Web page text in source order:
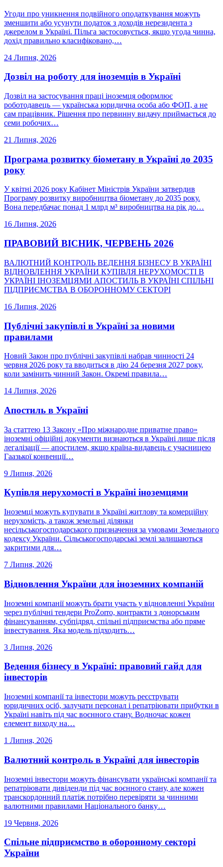
Угоди про уникнення подвійного оподаткування можуть
зменшити або усунути податок з доходів нерезидента з
джерелом в Україні. Пільга застосовується, якщо угода чинна,
дохід правильно класифіковано,…
24 Липня, 2026
Дозвіл на роботу для іноземців в Україні
Дозвіл на застосування праці іноземця оформлює
роботодавець — українська юридична особа або ФОП, а не
сам працівник. Рішення про первинну видачу приймається до
семи робочих…
21 Липня, 2026
Програма розвитку біометану в Україні до 2035
року
У квітні 2026 року Кабінет Міністрів України затвердив
Програму розвитку виробництва біометану до 2035 року.
Вона передбачає понад 1 млрд м³ виробництва на рік до…
16 Липня, 2026
ПРАВОВИЙ ВІСНИК, ЧЕРВЕНЬ 2026
ВАЛЮТНИЙ КОНТРОЛЬ ВЕДЕННЯ БІЗНЕСУ В УКРАЇНІ
ВІДНОВЛЕННЯ УКРАЇНИ КУПІВЛЯ НЕРУХОМОСТІ В
УКРАЇНІ ІНОЗЕМЦЯМИ АПОСТИЛЬ В УКРАЇНІ СПІЛЬНІ
ПІДПРИЄМСТВА В ОБОРОННОМУ СЕКТОРІ
16 Липня, 2026
Публічні закупівлі в Україні за новими
правилами
Новий Закон про публічні закупівлі набрав чинності 24
червня 2026 року та вводиться в дію 24 березня 2027 року,
коли замінить чинний Закон. Окремі правила…
14 Липня, 2026
Апостиль в Україні
За статтею 13 Закону «Про міжнародне приватне право»
іноземні офіційні документи визнаються в Україні лише після
легалізації — апостилем, якщо країна-видавець є учасницею
Гаазької конвенції…
9 Липня, 2026
Купівля нерухомості в Україні іноземцями
Іноземці можуть купувати в Україні житлову та комерційну
нерухомість, а також земельні ділянки
несільськогосподарського призначення за умовами Земельного
кодексу України. Сільськогосподарські землі залишаються
закритими для…
7 Липня, 2026
Відновлення України для іноземних компаній
Іноземні компанії можуть брати участь у відновленні України
через публічні тендери ProZorro, контракти з донорським
фінансуванням, субпідряд, спільні підприємства або пряме
інвестування. Яка модель підходить…
3 Липня, 2026
Ведення бізнесу в Україні: правовий гайд для
інвесторів
Іноземні компанії та інвестори можуть реєструвати
юридичних осіб, залучати персонал і репатріювати прибутки в
Україні навіть під час воєнного стану. Водночас кожен
елемент виходу на…
1 Липня, 2026
Валютний контроль в Україні для інвесторів
Іноземні інвестори можуть фінансувати українські компанії та
репатріювати дивіденди під час воєнного стану, але кожен
транскордонний платіж потрібно перевіряти за чинними
валютними правилами Національного банку…
19 Червня, 2026
Спільне підприємство в оборонному секторі
України